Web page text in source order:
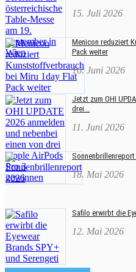
15. Juli 2026
Menicon reduziert
Pack weiter
16. Juni 2026
Jetzt zum OHI
drei...
11. Juni 2026
Sonnenbrillenreport
18. Mai 2026
Safilo erwirbt die
12. Mai 2026